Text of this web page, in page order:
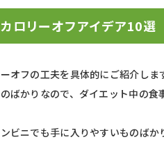
ロリーオフアイデア10選
オフの工夫を具体的にご紹介しま
ばかりなので、ダイエット中の食
ビニでも手に入りやすいものばか